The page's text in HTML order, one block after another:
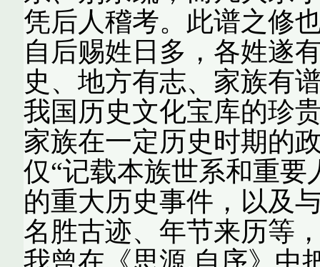
凭后人稽考。此谱之修
自后赐姓日多，各姓遂
史、地方有志、家族有
我国历史文化宝库的珍
家族在一定历史时期的
仅“记载本族世系和重要
的重大历史事件，以及
名胜古迹、年节来历等